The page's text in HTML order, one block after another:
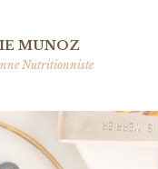
MUNOZ
Nutritionniste